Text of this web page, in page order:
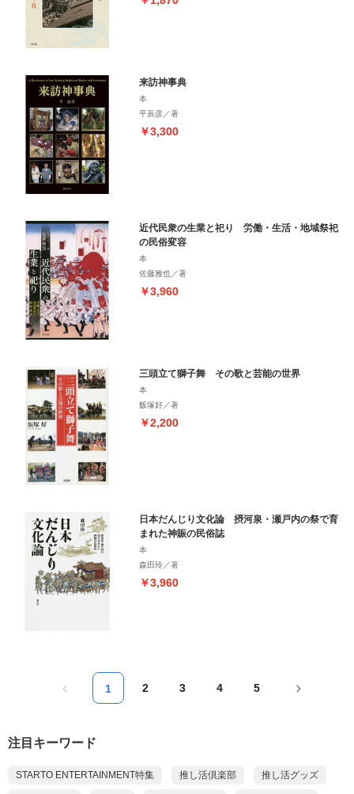
来訪神事典
本
平辰彦／著
￥3,300
近代民衆の生業と祀り 労働・生活・地域祭祀
の民俗変容
本
佐藤雅也／著
￥3,960
三頭立て獅子舞 その歌と芸能の世界
本
飯塚好／著
￥2,200
日本だんじり文化論 摂河泉・瀬戸内の祭で育
まれた神賑の民俗誌
本
森田玲／著
￥3,960
1 2 3 4 5
注目キーワード
STARTO ENTERTAINMENT特集 推し活倶楽部 推し活グッズ